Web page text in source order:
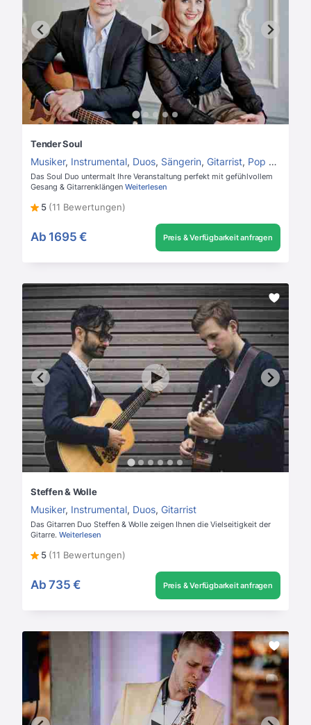
Tender Soul
Musiker, Instrumental, Duos, Sängerin, Gitarrist, Pop Duo
Das Soul Duo untermalt Ihre Veranstaltung perfekt mit gefühlvollem
Gesang & Gitarrenklängen Weiterlesen
5 (11 Bewertungen)
Ab 1695 € Preis & Verfügbarkeit anfragen
Steffen & Wolle
Musiker, Instrumental, Duos, Gitarrist
Das Gitarren Duo Steffen & Wolle zeigen Ihnen die Vielseitigkeit der
Gitarre. Weiterlesen
5 (11 Bewertungen)
Ab 735 € Preis & Verfügbarkeit anfragen